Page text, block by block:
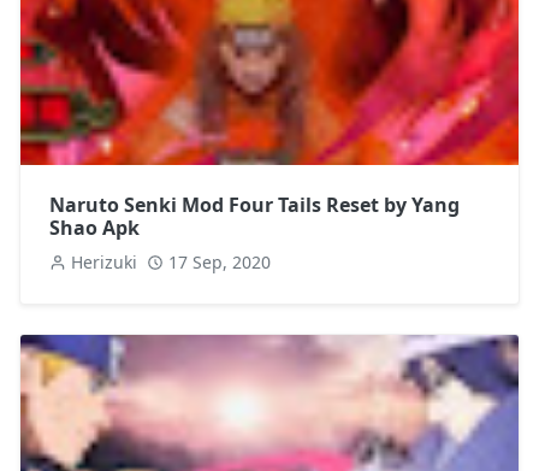
Naruto Senki Mod Four Tails Reset by Yang
Shao Apk
Herizuki 17 Sep, 2020